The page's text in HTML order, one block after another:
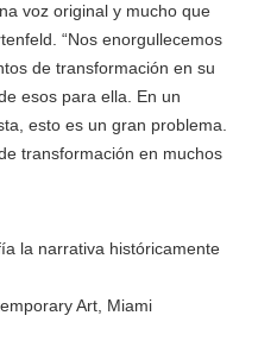
voz original y mucho que
“Nos enorgullecemos
de transformación en su
esos para ella. En un
esto es un gran problema.
transformación en muchos
Art, Miami